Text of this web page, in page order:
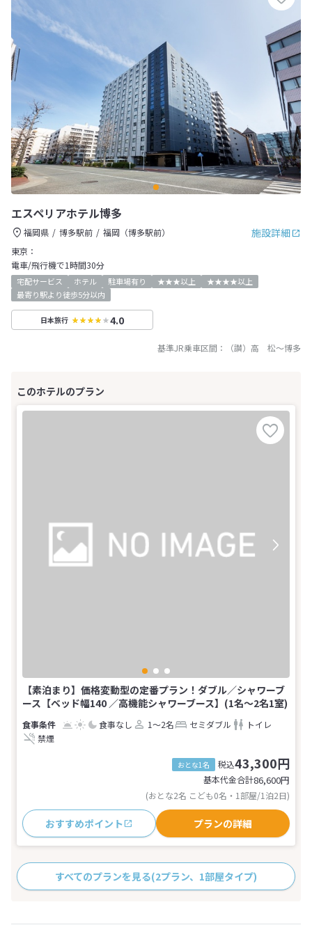
エスペリアホテル博多
施設詳細
福岡県 博多駅前
福岡（博多駅前）
東京：
電車/飛行機で1時間30分
宅配サービス ホテル 駐車場有り ★★★以上
★★★★以上
最寄り駅より徒歩5分以内
日本旅行 4.0
基準JR乗車区間： （讃）高 松～博多
【素泊まり】価格変動型の定番プラン！ダブル／シャワーブ
ース【ベッド幅140 ／高機能シャワーブース】(1名～2名1室)
食事なし 1～2名 セミダブル
トイレ
禁煙
おとな1名 税込43,300円
基本代金合計86,600円
(おとな2名 こども0名・1部屋/1泊2日)
おすすめポイント プランの詳細
すべてのプランを見る(2プラン、1部屋タイプ)